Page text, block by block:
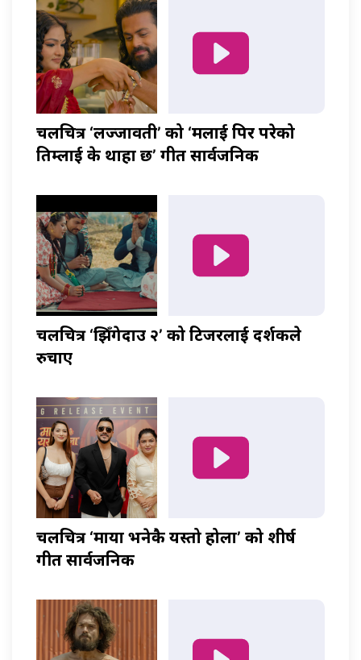
चलचित्र ‘लज्जावती’ को ‘मलाई पिर परेको
तिम्लाई के थाहा छ’ गीत सार्वजनिक
चलचित्र ‘झिँगेदाउ २’ को टिजरलाई दर्शकले
रुचाए
चलचित्र ‘माया भनेकै यस्तो होला’ को शीर्ष
गीत सार्वजनिक